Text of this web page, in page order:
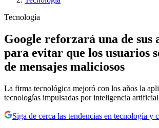
Tecnología
Google reforzará una de sus
para evitar que los usuarios
de mensajes maliciosos
La firma tecnológica mejoró con los años la
tecnologías impulsadas por inteligencia
Siga de cerca las tendencias en tecnología y